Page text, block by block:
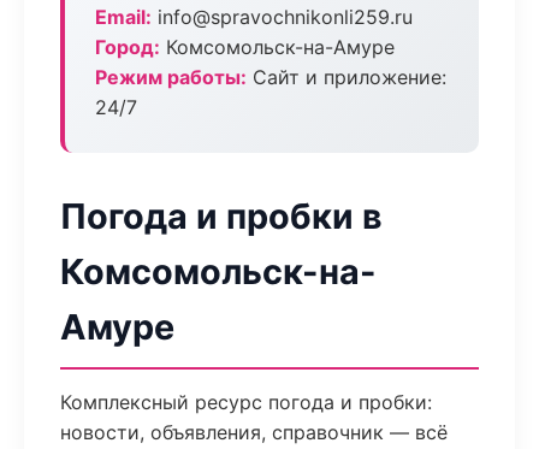
Email: info@spravochnikonli259.ru
Город: Комсомольск-на-Амуре
Режим работы: Сайт и приложение:
24/7
Погода и пробки в
Комсомольск-на-
Амуре
Комплексный ресурс погода и пробки:
новости, объявления, справочник — всё